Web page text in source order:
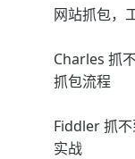
网站抓包，
Charles 抓
抓包流程
Fiddler 抓
实战